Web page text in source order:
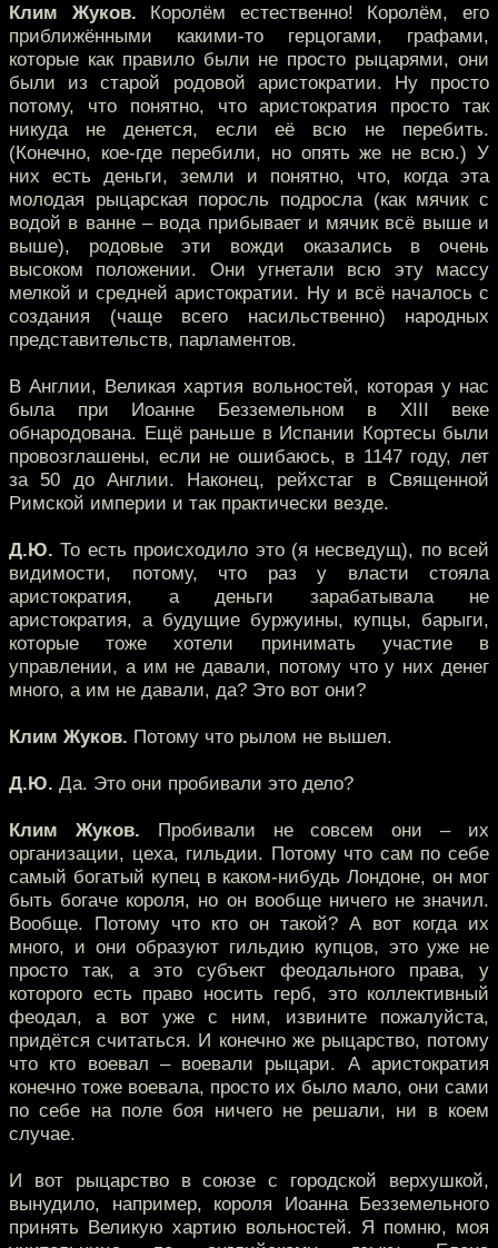
Клим Жуков. Королём естественно! Королём, его
приближёнными какими-то герцогами, графами,
которые как правило были не просто рыцарями, они
были из старой родовой аристократии. Ну просто
потому, что понятно, что аристократия просто так
никуда не денется, если её всю не перебить.
(Конечно, кое-где перебили, но опять же не всю.) У
них есть деньги, земли и понятно, что, когда эта
молодая рыцарская поросль подросла (как мячик с
водой в ванне – вода прибывает и мячик всё выше и
выше), родовые эти вожди оказались в очень
высоком положении. Они угнетали всю эту массу
мелкой и средней аристократии. Ну и всё началось с
создания (чаще всего насильственно) народных
представительств, парламентов.
В Англии, Великая хартия вольностей, которая у нас
была при Иоанне Безземельном в XIII веке
обнародована. Ещё раньше в Испании Кортесы были
провозглашены, если не ошибаюсь, в 1147 году, лет
за 50 до Англии. Наконец, рейхстаг в Священной
Римской империи и так практически везде.
Д.Ю. То есть происходило это (я несведущ), по всей
видимости, потому, что раз у власти стояла
аристократия, а деньги зарабатывала не
аристократия, а будущие буржуины, купцы, барыги,
которые тоже хотели принимать участие в
управлении, а им не давали, потому что у них денег
много, а им не давали, да? Это вот они?
Клим Жуков. Потому что рылом не вышел.
Д.Ю. Да. Это они пробивали это дело?
Клим Жуков. Пробивали не совсем они – их
организации, цеха, гильдии. Потому что сам по себе
самый богатый купец в каком-нибудь Лондоне, он мог
быть богаче короля, но он вообще ничего не значил.
Вообще. Потому что кто он такой? А вот когда их
много, и они образуют гильдию купцов, это уже не
просто так, а это субъект феодального права, у
которого есть право носить герб, это коллективный
феодал, а вот уже с ним, извините пожалуйста,
придётся считаться. И конечно же рыцарство, потому
что кто воевал – воевали рыцари. А аристократия
конечно тоже воевала, просто их было мало, они сами
по себе на поле боя ничего не решали, ни в коем
случае.
И вот рыцарство в союзе с городской верхушкой,
вынудило, например, короля Иоанна Безземельного
принять Великую хартию вольностей. Я помню, моя